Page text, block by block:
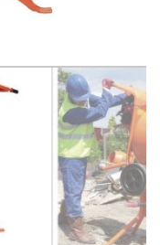
įrankiai